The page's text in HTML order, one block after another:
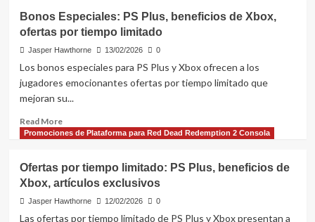
limitado
Exclusivos:
PS
Plus,
beneficios
Xbox,
ofertas
tiempo
limitado
Bonos Especiales: PS Plus, beneficios de Xbox,
ofertas por tiempo limitado
Jasper Hawthorne 13/02/2026 0
Los bonos especiales para PS Plus y Xbox ofrecen a los
jugadores emocionantes ofertas por tiempo limitado que
mejoran su...
Read MoreRead
more
Especiales:
PS
Plus,
beneficios
Promociones de Plataforma para Red Dead Redemption 2 Consola
Ofertas por tiempo limitado: PS Plus, beneficios de
Xbox, artículos exclusivos
Jasper Hawthorne 12/02/2026 0
Las ofertas por tiempo limitado de PS Plus y Xbox presentan a